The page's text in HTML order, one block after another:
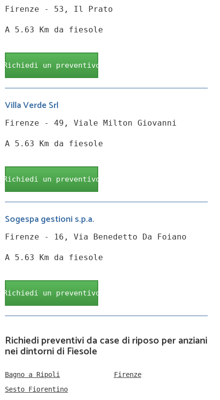
Firenze - 53, Il Prato
A 5.63 Km da fiesole
Richiedi un preventivo
Villa Verde Srl
Firenze - 49, Viale Milton Giovanni
A 5.63 Km da fiesole
Richiedi un preventivo
Sogespa gestioni s.p.a.
Firenze - 16, Via Benedetto Da Foiano
A 5.63 Km da fiesole
Richiedi un preventivo
Richiedi preventivi da case di riposo per anziani
nei dintorni di Fiesole
Bagno a Ripoli
Firenze
Sesto Fiorentino